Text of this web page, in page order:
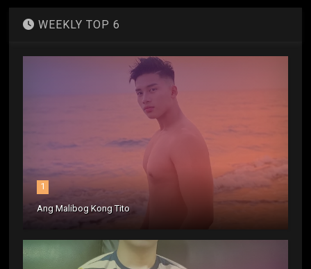
WEEKLY TOP 6
1
Ang Malibog Kong Tito